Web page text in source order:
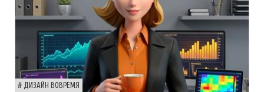
ДИЗАЙН ВОВРЕМЯ